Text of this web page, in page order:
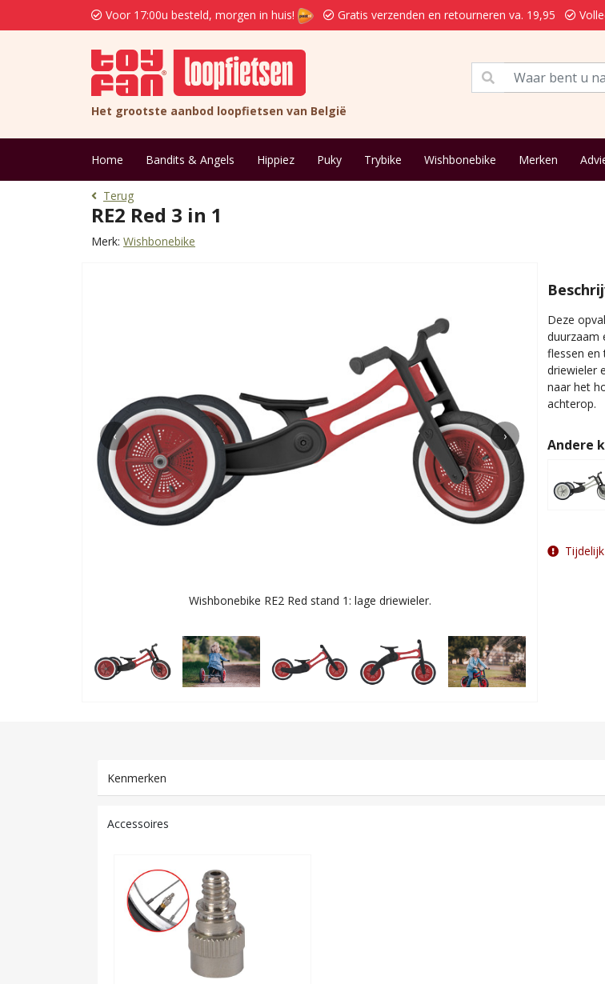
Voor 17:00u besteld, morgen in huis! Gratis verzenden en retourneren va. 19,95
Het grootste aanbod loopfietsen van België
Home Bandits & Angels Hippiez Puky Trybike Wishbonebike Merken
Terug
RE2 Red 3 in 1
Merk: Wishbonebike
‹ ›
Wishbonebike RE2 Red stand 1: lage driewieler.
Deze
duurzaam
flessen en
driewieler
naar het
achterop.
Andere
Kenmerken
Accessoires